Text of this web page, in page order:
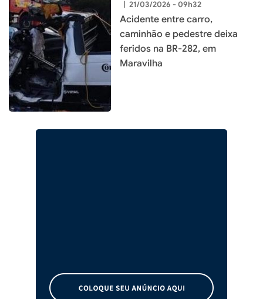
| 21/03/2026 - 09h32
Acidente entre carro,
caminhão e pedestre deixa
feridos na BR-282, em
Maravilha